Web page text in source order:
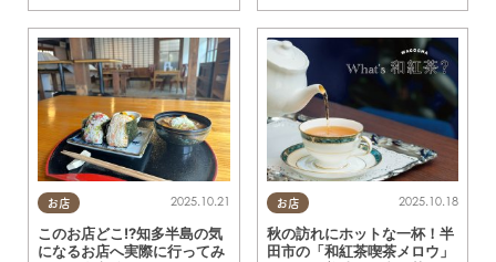
お店 2025.10.21
このお店どこ!?知多半島の気
になるお店へ実際に行ってみ
お店 2025.10.18
秋の訪れにホットな一杯！半
田市の「和紅茶喫茶メロウ」